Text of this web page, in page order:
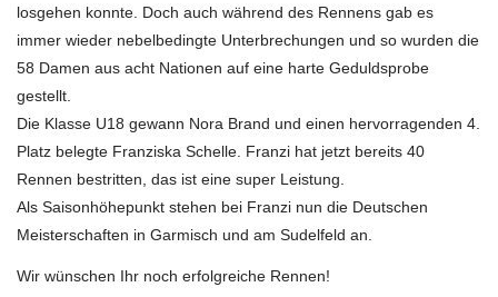
losgehen konnte. Doch auch während des Rennens gab es
immer wieder nebelbedingte Unterbrechungen und so wurden die
58 Damen aus acht Nationen auf eine harte Geduldsprobe
gestellt.
Die Klasse U18 gewann Nora Brand und einen hervorragenden 4.
Platz belegte Franziska Schelle. Franzi hat jetzt bereits 40
Rennen bestritten, das ist eine super Leistung.
Als Saisonhöhepunkt stehen bei Franzi nun die Deutschen
Meisterschaften in Garmisch und am Sudelfeld an.
Wir wünschen Ihr noch erfolgreiche Rennen!